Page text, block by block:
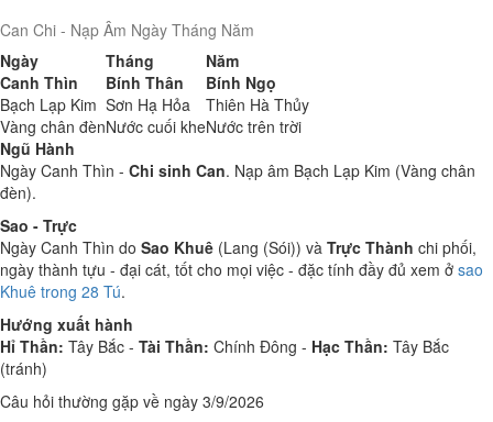
Can Chi - Nạp Âm Ngày Tháng Năm
Ngày
Tháng
Năm
Canh Thìn
Bính Thân
Bính Ngọ
Bạch Lạp Kim Sơn Hạ Hỏa
Thiên Hà Thủy
Vàng chân đènNước cuối kheNước trên trời
Ngũ Hành
Ngày Canh Thìn - Chi sinh Can. Nạp âm Bạch Lạp Kim (Vàng chân
đèn).
Sao - Trực
Ngày Canh Thìn do Sao Khuê (Lang (Sói)) và Trực Thành chi phối,
ngày thành tựu - đại cát, tốt cho mọi việc - đặc tính đầy đủ xem ở sao
Khuê trong 28 Tú.
Hướng xuất hành
Hỉ Thần: Tây Bắc - Tài Thần: Chính Đông - Hạc Thần: Tây Bắc
(tránh)
Câu hỏi thường gặp về ngày 3/9/2026